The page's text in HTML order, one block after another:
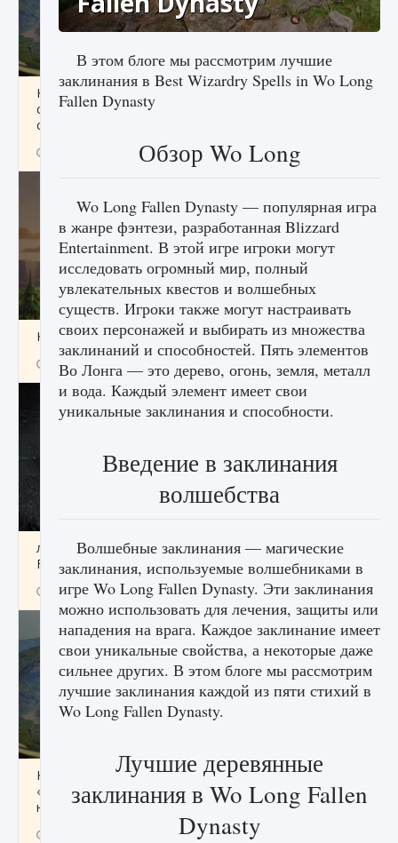
Как исправить ошибку Palworld «Идет
сохранение мира — Невозможно начать
сохранение данных мира»
2 511 0 0
Как заработать медали лиги Clash of Clans
9 августа 2024
лицензии, лиги, команды и стадионы в EA
FC 25
9 августа 2024 2 395 0 2
Как исправить ошибку Palworld EPalworld
«Идет сохранение мира — Невозможно
начать сохранение данных мира»
2 711 0
В этом блоге мы рассмотрим лучшие
заклинания в Best Wizardry Spells in Wo Long
Fallen Dynasty
Обзор Wo Long
Wo Long Fallen Dynasty — популярная игра
в жанре фэнтези, разработанная Blizzard
Entertainment. В этой игре игроки могут
исследовать огромный мир, полный
увлекательных квестов и волшебных
существ. Игроки также могут настраивать
своих персонажей и выбирать из множества
заклинаний и способностей. Пять элементов
Во Лонга — это дерево, огонь, земля, металл
и вода. Каждый элемент имеет свои
уникальные заклинания и способности.
Введение в заклинания
волшебства
Волшебные заклинания — магические
заклинания, используемые волшебниками в
игре Wo Long Fallen Dynasty. Эти заклинания
можно использовать для лечения, защиты или
нападения на врага. Каждое заклинание имеет
свои уникальные свойства, а некоторые даже
сильнее других. В этом блоге мы рассмотрим
лучшие заклинания каждой из пяти стихий в
Wo Long Fallen Dynasty.
Лучшие деревянные
заклинания в Wo Long Fallen
Dynasty